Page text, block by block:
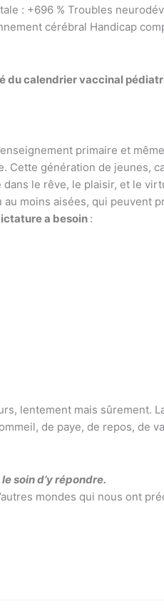
: +696 % Troubles
cérébral Handicap
calendrier vaccinal
primaire et
génération de jeunes,
le rêve, le plaisir, et le
moins aisées, qui peuvent
a besoin :
lentement mais sûrement.
de paye, de repos, de
soin d’y répondre.
mondes qui nous ont